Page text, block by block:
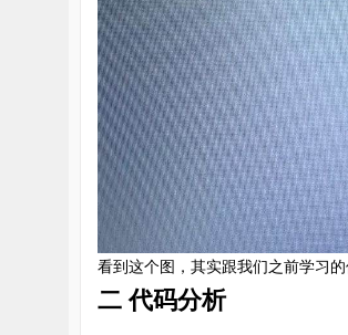
看到这个图，其实跟我们之前学习
二 代码分析